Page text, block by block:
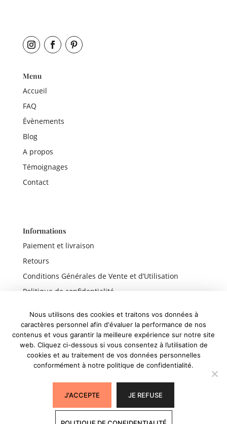
Menu
Accueil
FAQ
Évènements
Blog
A propos
Témoignages
Contact
Informations
Paiement et livraison
Retours
Conditions Générales de Vente et d’Utilisation
Politique de confidentialité
Liens rapides
Boutique
Mon compte
Nous utilisons des cookies et traitons vos données à
caractères personnel afin d'évaluer la performance de nos
contenus et vous garantir la meilleure expérience sur notre site
web. Cliquez ci-dessous si vous consentez à l’utilisation de
cookies et au traitement de vos données personnelles
conformément à notre politique de confidentialité.
J'ACCEPTE JE REFUSE